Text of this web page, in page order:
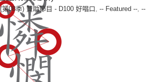
(第08季) 贊助節目 - D100 好唱口, -- Featured --, --